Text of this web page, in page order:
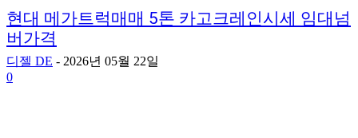
현대 메가트럭매매 5톤 카고크레인시세 임대넘
버가격
디젤 DE - 2026년 05월 22일
0